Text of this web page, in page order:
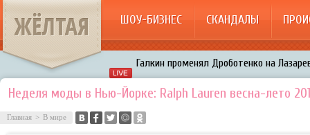
ЖЁЛТАЯ ШОУ-БИЗНЕС СКАНДАЛЫ
Расстались Энрике Иглесиас и Анна
В шоу «Что было дальше?» грубо
Авербух зарождает в Бузовой новый
Неделя моды в Нью-Йорке: Ralph Lauren весна-лето
Главная > В мире